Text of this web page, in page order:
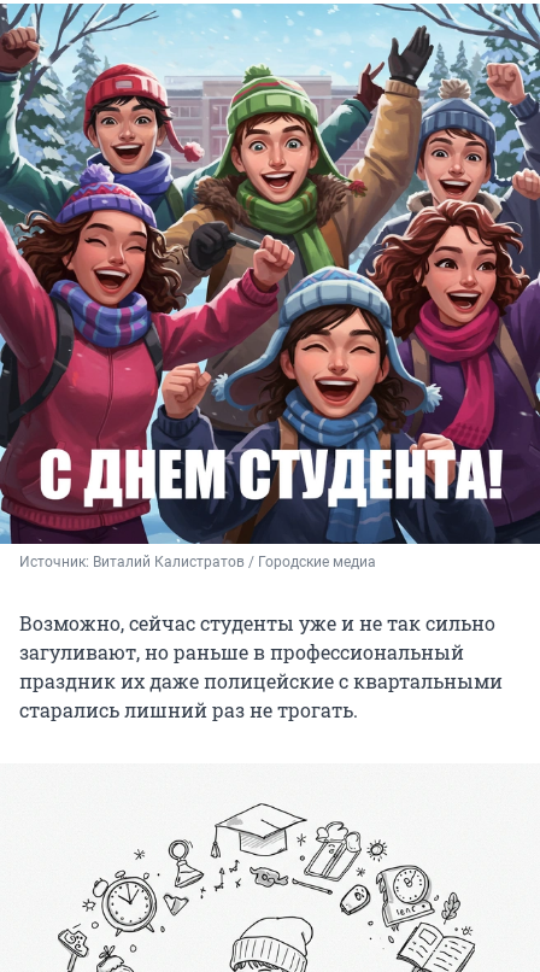
Источник: Виталий Калистратов / Городские медиа
Возможно, сейчас студенты уже и не так сильно
загуливают, но раньше в профессиональный
праздник их даже полицейские с квартальными
старались лишний раз не трогать.